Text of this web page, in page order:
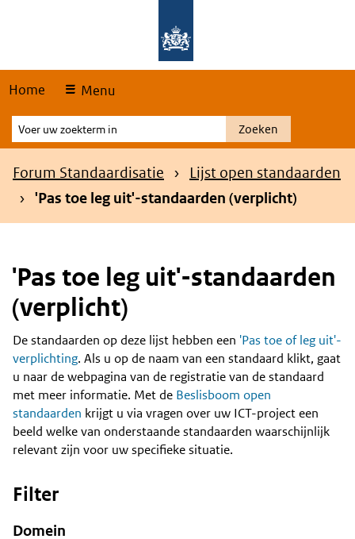
Home Menu
Voer
uw
zoekterm
Zoeken
Kruimelpad
Forum Standaardisatie
Lijst open standaarden
'Pas toe leg uit'-standaarden (verplicht)
'Pas toe leg uit'-standaarden
(verplicht)
Content
De standaarden op deze lijst hebben een 'Pas toe of leg uit'-
verplichting. Als u op de naam van een standaard klikt, gaat
u naar de webpagina van de registratie van de standaard
met meer informatie. Met de Beslisboom open
standaarden krijgt u via vragen over uw ICT-project een
beeld welke van onderstaande standaarden waarschijnlijk
relevant zijn voor uw specifieke situatie.
Filter
Domein